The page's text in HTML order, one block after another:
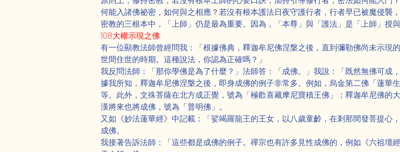
何能入諸佛祕密，如何與之相應？若沒有根本護法日夜守護行者，行者早已被魔侵襲
密教的三根本中，「上師」仍是最為重要。因為，「本尊」與「護法」是「上師」授與
108大權示現之佛
有一位顯教法師曾經問我：「根據佛典，釋迦牟尼佛涅槃之後，直到彌勒佛尚未示現
世間住世的時期。這種說法，你認為正確嗎？」
我反問法師：「那你學佛是為了什麼？」法師答：「成佛。」我說：「既然無佛可成
據我所知，釋迦牟尼佛涅槃之後，即身成佛的例子非常多。例如，烏金第二佛「蓮華
等。此外，文殊菩薩在北方成正覺，號為「極歡喜藏摩尼寶積王佛」；釋迦牟尼佛的
漢將來也將成佛，號為「普明佛」。
又如《妙法蓮華經》中記載：「娑竭羅龍王的王女，以八歲童齡，在剎那間發菩提心
成佛。
我接著告訴法師：「這些都是成佛的例子。禪宗也有許多見性成佛的，例如《六祖壇